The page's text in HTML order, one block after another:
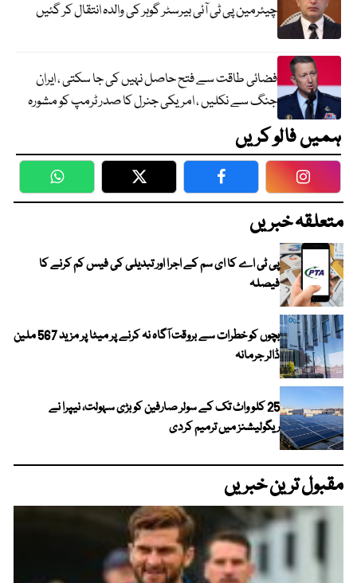
چیئرمین پی ٹی آئی بیرسٹر گوہر کی والدہ انتقال کر گئیں
فضائی طاقت سے فتح حاصل نہیں کی جا سکتی ، ایران
جنگ سے نکلیں ، امریکی جنرل کا صدر ٹرمپ کو مشورہ
ہمیں فالو کریں
WhatsApp Twitter Facebook
متعلقہ خبریں
پی ٹی اے کا ای سم کے اجرا اور تبدیلی کی فیس کم کرنے کا
فیصلہ
بچوں کو خطرات سے بروقت آگاہ نہ کرنے پر میٹا پر مزید 567 ملین
ڈالر جرمانہ
25 کلو واٹ تک کے سولر صارفین کو بڑی سہولت، نیپرا نے
ریگولیشنز میں ترمیم کردی
مقبول ترین خبریں